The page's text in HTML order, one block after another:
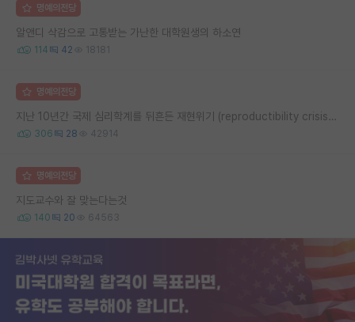
명예의전당
알앤디 삭감으로 고통받는 가난한 대학원생의 하소연
114 42 18181
명예의전당
지난 10년간 국제 심리학계를 뒤흔든 재현위기 (reproductibility crisis) 요약 (1편)
306 28 42914
명예의전당
지도교수와 잘 맞는다는것
140 20 64563